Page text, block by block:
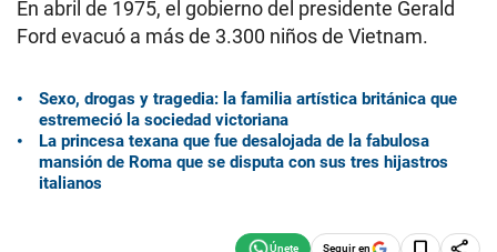
En abril de 1975, el gobierno del presidente Gerald
Ford evacuó a más de 3.300 niños de Vietnam.
Sexo, drogas y tragedia: la familia artística británica que
estremeció la sociedad victoriana
La princesa texana que fue desalojada de la fabulosa
mansión de Roma que se disputa con sus tres hijastros
italianos
Seguir en